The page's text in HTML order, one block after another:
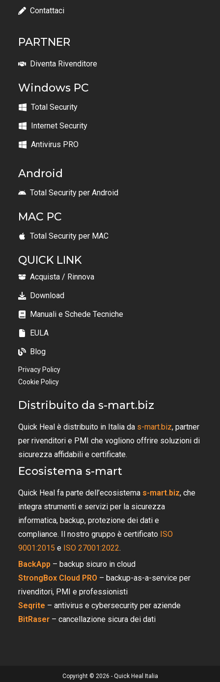
Contattaci
PARTNER
Diventa Rivenditore
Windows PC
Total Security
Internet Security
Antivirus PRO
Android
Total Security per Android
MAC PC
Total Security per MAC
QUICK LINK
Acquista / Rinnova
Download
Manuali e Schede Tecniche
EULA
Blog
Privacy Policy
Cookie Policy
Distribuito da s-mart.biz
Quick Heal è distribuito in Italia da s-mart.biz, partner
per rivenditori e PMI che vogliono offrire soluzioni di
sicurezza affidabili e certificate.
Ecosistema s-mart
Quick Heal fa parte dell’ecosistema s-mart.biz, che
integra strumenti e servizi per la sicurezza
informatica, backup, protezione dei dati e
compliance. Il nostro gruppo è certificato ISO
9001:2015 e ISO 27001:2022.
BackApp – backup sicuro in cloud
StrongBox Cloud PRO – backup-as-a-service per
rivenditori, PMI e professionisti
Seqrite – antivirus e cybersecurity per aziende
BitRaser – cancellazione sicura dei dati
Copyright © 2026 - Quick Heal Italia